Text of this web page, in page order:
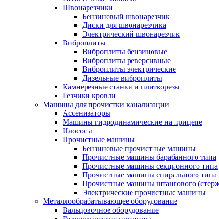
Швонарезчики
Бензиновый швонарезчик
Диски для швонарезчика
Электрический швонарезчик
Виброплиты
Виброплиты бензиновые
Виброплиты реверсивные
Виброплиты электрические
Дизельные виброплиты
Камнерезные станки и плиткорезы
Резчики кровли
Машины для прочистки канализации
Ассенизаторы
Машины гидродинамические на прицепе
Илососы
Прочистные машины
Бензиновые прочистные машины
Прочистные машины барабанного типа
Прочистные машины секционного типа
Прочистные машины спирального типа
Прочистные машины штангового
Электрические прочистные машины
Металлообрабатывающее оборудование
Вальцовочное оборудование